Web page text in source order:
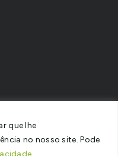
que lhe
no nosso site. Pode